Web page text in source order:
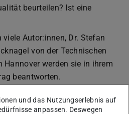
beurteilen? Ist eine
Autor:innen, Dr. Stefan
von der Technischen
werden sie in ihrem
beantworten.
und das Nutzungserlebnis auf
anpassen. Deswegen